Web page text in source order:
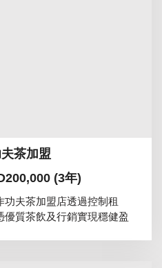
茶加盟
(3年)
夫茶加盟店透過控制租
質茶飲及行銷實現穩健盈